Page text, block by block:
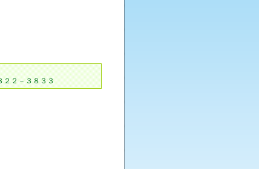
２２－３８３３